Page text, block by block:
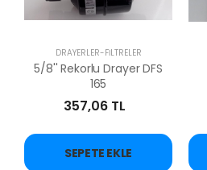
DRAYERLER-FİLTRELER
5/8'' Rekorlu Drayer DFS
165
357,06 TL
SEPETE EKLE